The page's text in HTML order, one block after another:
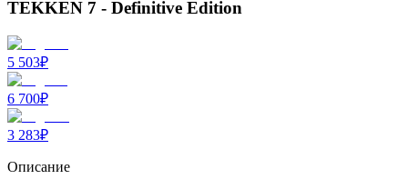
TEKKEN 7 - Definitive Edition
5 503₽
6 700₽
3 283₽
Описание